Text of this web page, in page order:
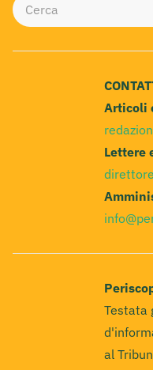
Articoli
Lettere
Testata
al